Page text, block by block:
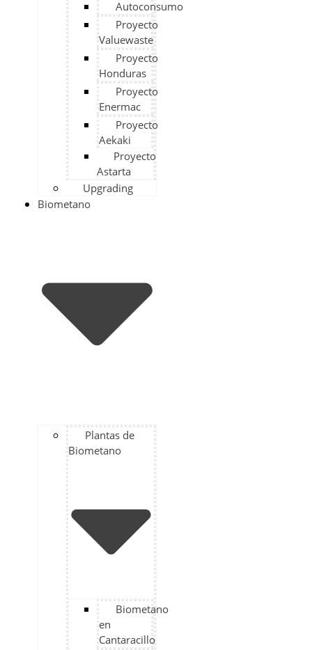
Autoconsumo
Proyecto
Valuewaste
Proyecto
Honduras
Proyecto
Enermac
Proyecto
Aekaki
Proyecto
Astarta
Upgrading
Biometano
Plantas de
Biometano
Biometano
en
Cantaracillo